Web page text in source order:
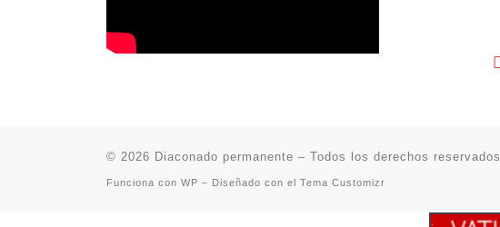
© 2026 Diaconado permanente – Todos los derechos reservados
Funciona con WP – Diseñado con el Tema Customizr